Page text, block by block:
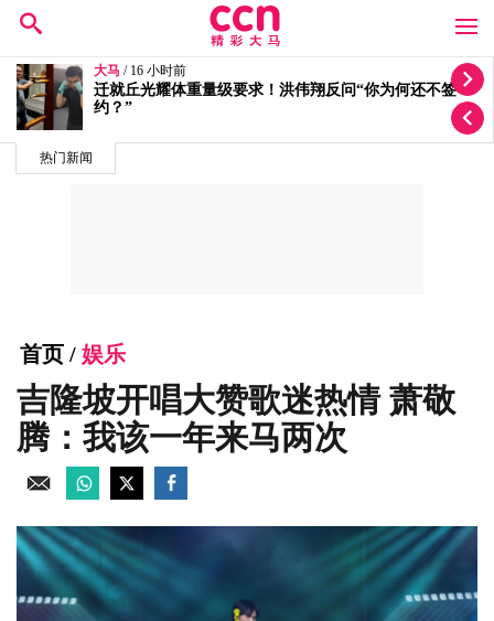
热门新闻
大马 / 16 小时前
迁就丘光耀体重量级要求！洪伟翔反问“你为何还不签
约？”
首页 / 娱乐
吉隆坡开唱大赞歌迷热情 萧敬
腾：我该一年来马两次